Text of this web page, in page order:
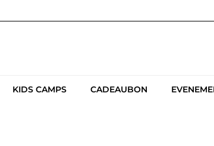
KIDS CAMPS CADEAUBON